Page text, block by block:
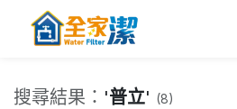
跳至內容
搜尋結果： '普立' (8)